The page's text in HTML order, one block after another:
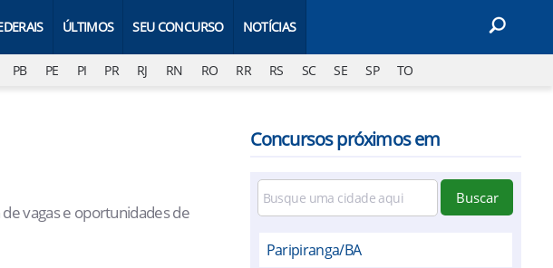
ÚLTIMOS SEU CONCURSO NOTÍCIAS
PB PE PI PR RJ RN RO RR RS SC SE SP TO
vagas e oportunidades de
Concursos próximos em
Buscar
Paripiranga/BA